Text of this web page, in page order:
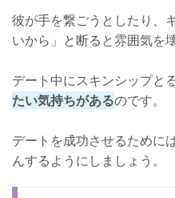
彼が手を繋ごうとしたり、
いから」と断ると雰囲気を
デート中にスキンシップと
たい気持ちがあるのです。
デートを成功させるために
んするようにしましょう。